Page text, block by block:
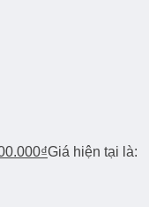
₫Giá hiện tại là: